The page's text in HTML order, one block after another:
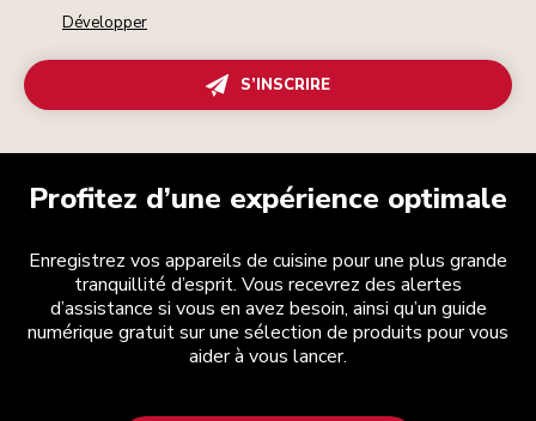
Développer
S’INSCRIRE
Profitez d’une expérience optimale
Enregistrez vos appareils de cuisine pour une plus grande
tranquillité d’esprit. Vous recevrez des alertes
d’assistance si vous en avez besoin, ainsi qu’un guide
numérique gratuit sur une sélection de produits pour vous
aider à vous lancer.